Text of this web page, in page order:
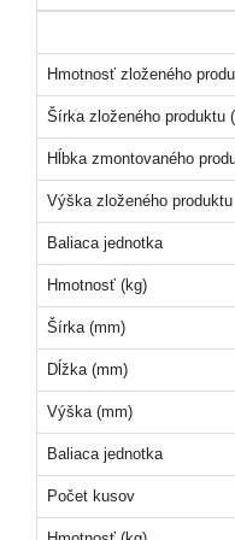
Hmotnosť zloženého
Šírka zloženého produktu
Hĺbka zmontovaného
Výška zloženého
Baliaca jednotka
Hmotnosť (kg)
Šírka (mm)
Dĺžka (mm)
Výška (mm)
Baliaca jednotka
Počet kusov